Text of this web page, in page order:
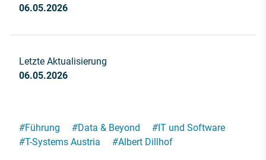
06.05.2026
Letzte Aktualisierung
06.05.2026
#Führung #Data & Beyond #IT und Software
#T-Systems Austria #Albert Dillhof